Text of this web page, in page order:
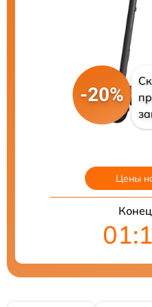
-20%
Цены